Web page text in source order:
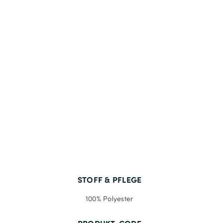
STOFF & PFLEGE
100% Polyester